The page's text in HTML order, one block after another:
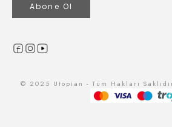
Abone Ol
© 2025 Utopian - Tüm Hakları